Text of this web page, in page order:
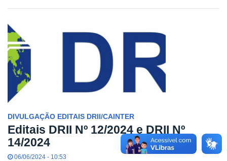
DIVULGAÇÃO EDITAIS DRII/CAINTER
Editais DRII Nº 12/2024 e DRII Nº
14/2024
06/06/2024 - 10:53